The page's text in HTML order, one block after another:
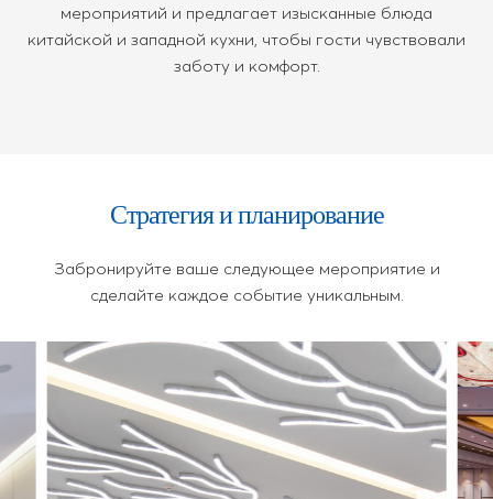
мероприятий и предлагает изысканные блюда
китайской и западной кухни, чтобы гости чувствовали
заботу и комфорт.
Стратегия и планирование
Забронируйте ваше следующее мероприятие и
сделайте каждое событие уникальным.